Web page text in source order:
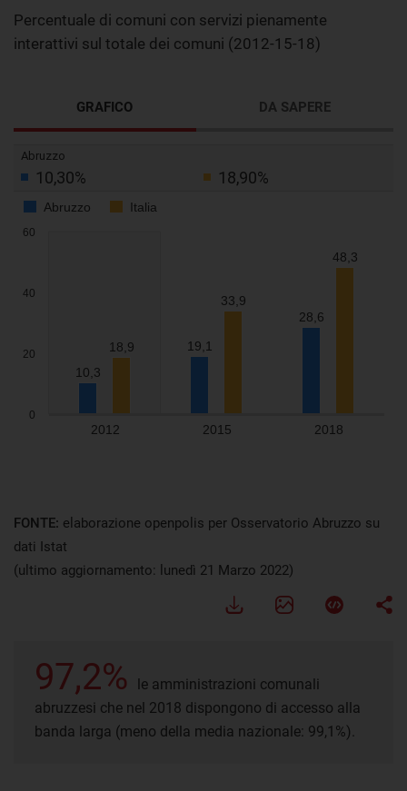
Percentuale di comuni con servizi pienamente
interattivi sul totale dei comuni (2012-15-18)
GRAFICO DA SAPERE
FONTE: elaborazione openpolis per Osservatorio Abruzzo su
dati Istat
(ultimo aggiornamento: lunedì 21 Marzo 2022)
97,2%
le amministrazioni comunali
abruzzesi che nel 2018 dispongono di accesso alla
banda larga (meno della media nazionale: 99,1%).